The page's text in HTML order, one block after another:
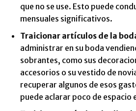
que no se use. Esto puede
mensuales significativos.
Traicionar artículos de la
administrar en su boda
sobrantes, como sus
accesorios o su vestido de
recuperar algunos de esos
puede aclarar poco de espacio